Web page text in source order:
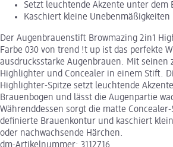
Setzt leuchtende Akzente unter dem
Kaschiert kleine Unebenmäßigkeiten
Der Augenbrauenstift Browmazing 2in1
Farbe 030 von trend !t up ist das perfekte
ausdrucksstarke Augenbrauen. Mit seinen
Highlighter und Concealer in einem Stift.
Highlighter-Spitze setzt leuchtende
Brauenbogen und lässt die Augenpartie
Währenddessen sorgt die matte
definierte Brauenkontur und kaschiert
oder nachwachsende Härchen.